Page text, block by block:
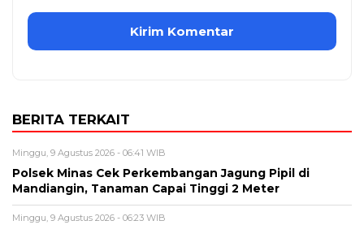
BERITA TERKAIT
Minggu, 9 Agustus 2026 - 06:41 WIB
Polsek Minas Cek Perkembangan Jagung Pipil di
Mandiangin, Tanaman Capai Tinggi 2 Meter
Minggu, 9 Agustus 2026 - 06:23 WIB